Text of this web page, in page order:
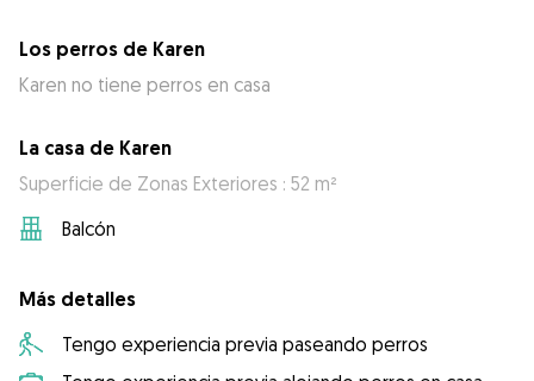
Los perros de Karen
Karen no tiene perros en casa
La casa de Karen
Superficie de Zonas Exteriores : 52 m²
Balcón
Más detalles
Tengo experiencia previa paseando perros